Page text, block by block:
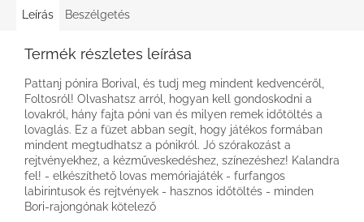
Leírás Beszélgetés
Termék részletes leírása
Pattanj pónira Borival, és tudj meg mindent kedvencéről,
Foltosról! Olvashatsz arról, hogyan kell gondoskodni a
lovakról, hány fajta póni van és milyen remek időtöltés a
lovaglás. Ez a füzet abban segít, hogy játékos formában
mindent megtudhatsz a pónikról. Jó szórakozást a
rejtvényekhez, a kézműveskedéshez, színezéshez! Kalandra
fel! - elkészíthető lovas memóriajáték - furfangos
labirintusok és rejtvények - hasznos időtöltés - minden
Bori-rajongónak kötelező